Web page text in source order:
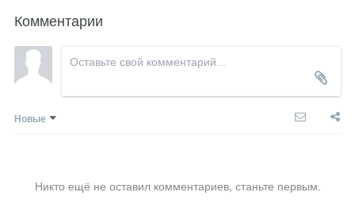
Комментарии
Новые
Никто ещё не оставил комментариев, станьте первым.